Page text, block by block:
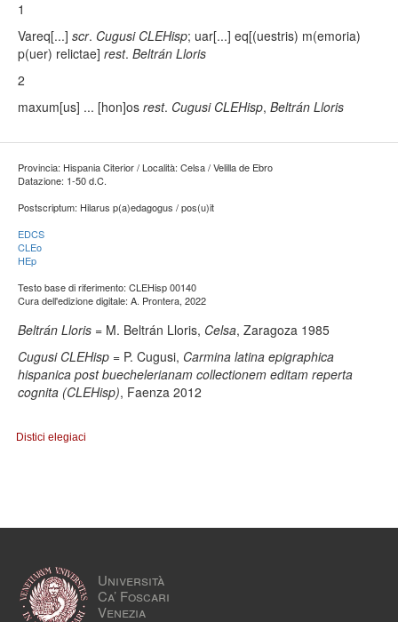
1
Vareq[...] scr. Cugusi CLEHisp; uar[...] eq[(uestris) m(emoria)
p(uer) relictae] rest. Beltrán Lloris
2
maxum[us] ... [hon]os rest. Cugusi CLEHisp, Beltrán Lloris
Provincia: Hispania Citerior / Località: Celsa / Velilla de Ebro
Datazione: 1-50 d.C.
Postscriptum: Hilarus p(a)edagogus / pos(u)it
EDCS
CLEo
HEp
Testo base di riferimento: CLEHisp 00140
Cura dell'edizione digitale: A. Prontera, 2022
Beltrán Lloris = M. Beltrán Lloris, Celsa, Zaragoza 1985
Cugusi CLEHisp = P. Cugusi, Carmina latina epigraphica
hispanica post buechelerianam collectionem editam reperta
cognita (CLEHisp), Faenza 2012
Distici elegiaci
Università
Ca’ Foscari
Venezia